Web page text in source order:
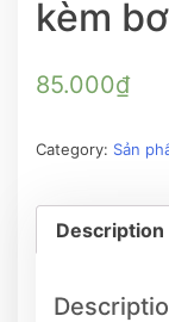
kèm
85.000₫
Category: Sản
Description